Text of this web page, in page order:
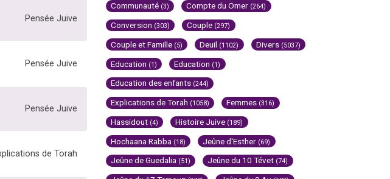
Pensée Juive
Pensée Juive
Pensée Juive
de Torah
Communauté (3) Compte du Omer (264)
Conversion (303) Couple (297)
Couple et Famille (5) Deuil (1102) Divers (5037)
Education (1) Education (1)
Education des enfants (244)
Explications de Torah (1058) Femmes (316)
Hassidout (4) Histoire Juive (189)
Hochaana Rabba (18) Jeûne d'Esther (69)
Jeûne de Guedalia (51) Jeûne du 10 Tévet (74)